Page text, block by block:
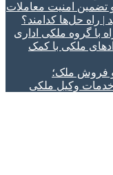
امنیت معاملات
با گروه ملکی اداری
ملکی با کمک
فروش ملک؛
وکیل ملکی